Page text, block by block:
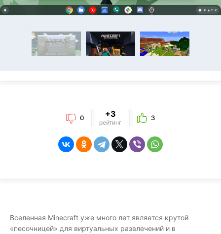
0 +3
рейтинг
3
Вселенная Minecraft уже много лет является крутой
«песочницей» для виртуальных развлечений и в